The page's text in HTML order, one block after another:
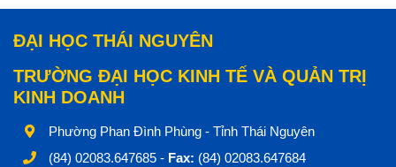
ĐẠI HỌC THÁI NGUYÊN
TRƯỜNG ĐẠI HỌC KINH TẾ VÀ QUẢN TRỊ
KINH DOANH
Phường Phan Đình Phùng - Tỉnh Thái Nguyên
(84) 02083.647685 - Fax: (84) 02083.647684